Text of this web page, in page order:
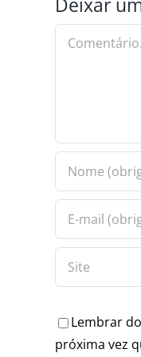
Comentário
Lembrar
próxima vez